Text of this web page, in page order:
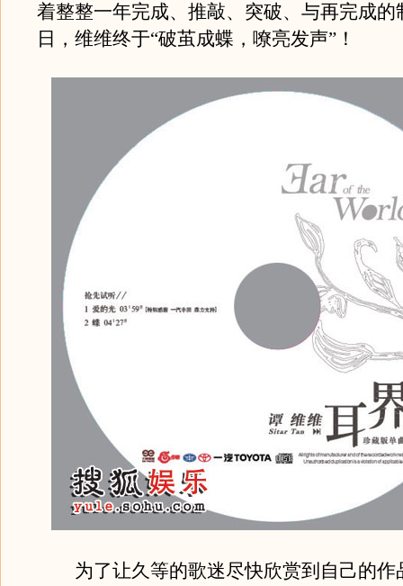
着整整一年完成、推敲、突破、与再完成的
日，维维终于“破茧成蝶，嘹亮发声”！
为了让久等的歌迷尽快欣赏到自己的作